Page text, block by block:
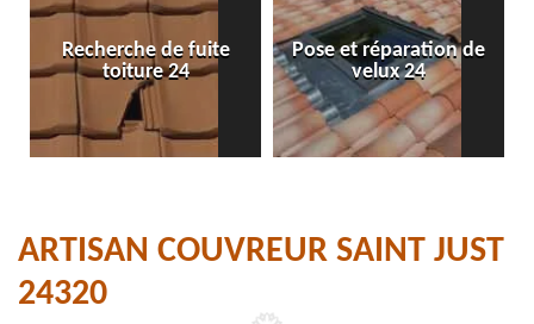
Recherche de fuite
toiture 24
Pose et réparation de
velux 24
ARTISAN COUVREUR SAINT JUST
24320